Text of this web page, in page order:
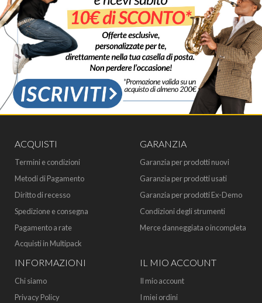
ACQUISTI
Termini e condizioni
Metodi di Pagamento
Diritto di recesso
Spedizione e consegna
Pagamento a rate
Acquisti in Multipack
GARANZIA
Garanzia per prodotti nuovi
Garanzia per prodotti usati
Garanzia per prodotti Ex-Demo
Condizioni degli strumenti
Merce danneggiata o incompleta
INFORMAZIONI
Chi siamo
Privacy Policy
IL MIO ACCOUNT
Il mio account
I miei ordini